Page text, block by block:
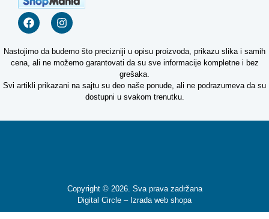
Nastojimo da budemo što precizniji u opisu proizvoda, prikazu slika i samih
cena, ali ne možemo garantovati da su sve informacije kompletne i bez
grešaka.
Svi artikli prikazani na sajtu su deo naše ponude, ali ne podrazumeva da su
dostupni u svakom trenutku.
Copyright © 2026. Sva prava zadržana
Digital Circle – Izrada web shopa